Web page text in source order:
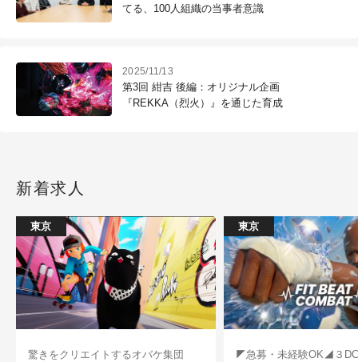
てる、100人組織の当事者意識
2025/11/13
第3回 紺吉 後編：オリジナル企画
『REKKA（烈火）』を通じた育成
新着求人
東京
驚きをクリエイトするオバケ集団
東京
◤急募・未経験OK◢３